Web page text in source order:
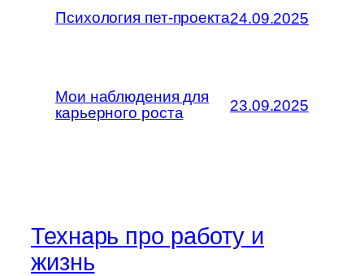
Психология пет-проекта24.09.2025
Мои наблюдения для
карьерного роста
23.09.2025
Технарь про работу и
жизнь